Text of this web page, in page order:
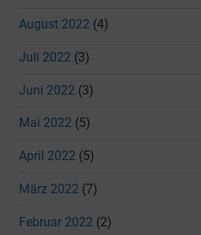
August 2022 (4)
Juli 2022 (3)
Juni 2022 (3)
Mai 2022 (5)
April 2022 (5)
März 2022 (7)
Februar 2022 (2)